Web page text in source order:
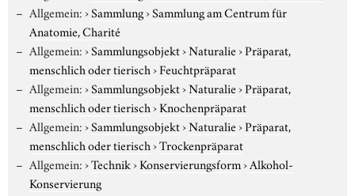
Allgemein:›Sammlung›Sammlung am Centrum für
Anatomie, Charité
Allgemein:›Sammlungsobjekt›Naturalie›Präparat,
menschlich oder tierisch›Feuchtpräparat
Allgemein:›Sammlungsobjekt›Naturalie›Präparat,
menschlich oder tierisch›Knochenpräparat
Allgemein:›Sammlungsobjekt›Naturalie›Präparat,
menschlich oder tierisch›Trockenpräparat
Allgemein:›Technik›Konservierungsform›Alkohol-
Konservierung